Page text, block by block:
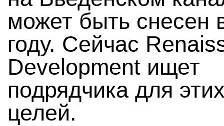
может быть снесен
году. Сейчас
Development ищет
подрядчика для
целей.